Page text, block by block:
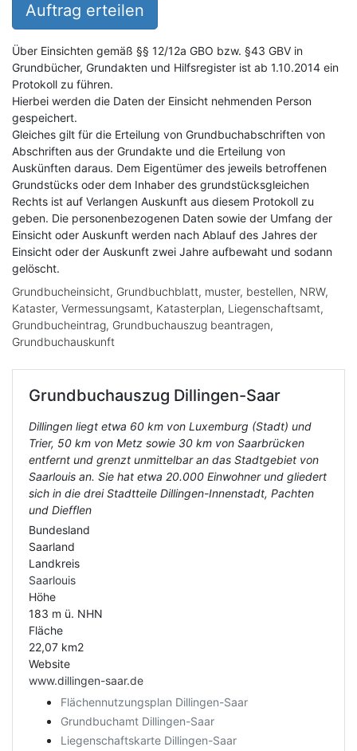
Auftrag erteilen
Über Einsichten gemäß §§ 12/12a GBO bzw. §43 GBV in
Grundbücher, Grundakten und Hilfsregister ist ab 1.10.2014 ein
Protokoll zu führen.
Hierbei werden die Daten der Einsicht nehmenden Person
gespeichert.
Gleiches gilt für die Erteilung von Grundbuchabschriften von
Abschriften aus der Grundakte und die Erteilung von
Auskünften daraus. Dem Eigentümer des jeweils betroffenen
Grundstücks oder dem Inhaber des grundstücksgleichen
Rechts ist auf Verlangen Auskunft aus diesem Protokoll zu
geben. Die personenbezogenen Daten sowie der Umfang der
Einsicht oder Auskunft werden nach Ablauf des Jahres der
Einsicht oder der Auskunft zwei Jahre aufbewaht und sodann
gelöscht.
Grundbucheinsicht, Grundbuchblatt, muster, bestellen, NRW,
Kataster, Vermessungsamt, Katasterplan, Liegenschaftsamt,
Grundbucheintrag, Grundbuchauszug beantragen,
Grundbuchauskunft
Grundbuchauszug Dillingen-Saar
Dillingen liegt etwa 60 km von Luxemburg (Stadt) und
Trier, 50 km von Metz sowie 30 km von Saarbrücken
entfernt und grenzt unmittelbar an das Stadtgebiet von
Saarlouis an. Sie hat etwa 20.000 Einwohner und gliedert
sich in die drei Stadtteile Dillingen-Innenstadt, Pachten
und Diefflen
Bundesland
Saarland
Landkreis
Saarlouis
Höhe
183 m ü. NHN
Fläche
22,07 km2
Website
www.dillingen-saar.de
Flächennutzungsplan Dillingen-Saar
Grundbuchamt Dillingen-Saar
Liegenschaftskarte Dillingen-Saar